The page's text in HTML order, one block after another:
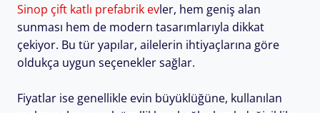
Sinop çift katlı prefabrik evler, hem geniş alan
sunması hem de modern tasarımlarıyla dikkat
çekiyor. Bu tür yapılar, ailelerin ihtiyaçlarına göre
oldukça uygun seçenekler sağlar.
Fiyatlar ise genellikle evin büyüklüğüne, kullanılan